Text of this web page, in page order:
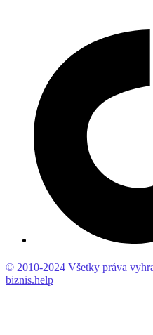
© 2010-2024 Všetky práva
biznis.help